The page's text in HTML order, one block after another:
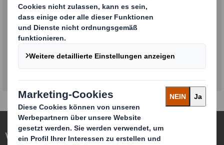
Für weitere Informationen darüber, wie DS Smith Ihre Daten verwaltet,
verwendet und schützt, lesen Sie bitte unsereDatenschutzrichtlinie
Verpackungen für eine sich verändernde